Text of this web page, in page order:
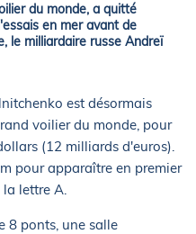
du monde, a quitté
en mer avant de
le milliardaire russe Andreï
est désormais
voilier du monde, pour
(12 milliards d'euros).
pour apparaître en premier
la lettre A.
8 ponts, une salle